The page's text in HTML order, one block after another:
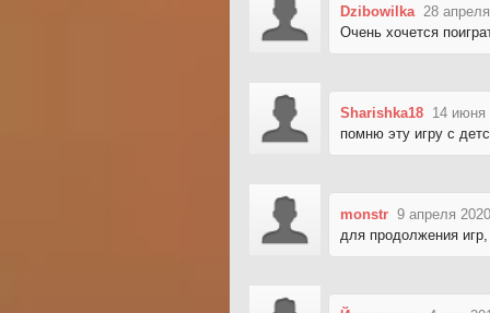
Dzibowilka 28
Очень хочется
Sharishka18 14 июня
помню эту игру с
monstr 9 апреля
для продолжения